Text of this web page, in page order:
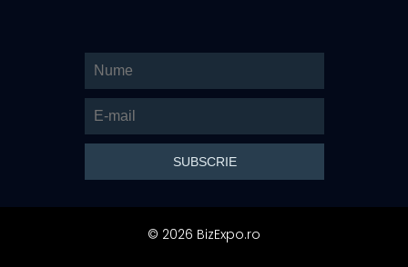
© 2026 BizExpo.ro